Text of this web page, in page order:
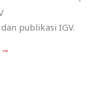
publikasi IGV.
→